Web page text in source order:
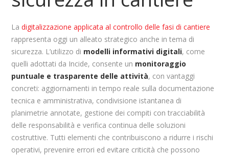
Ladigitalizzazione applicata al controllo delle fasi di cantiere
rappresenta oggi un alleato strategico anche in tema di
sicurezza. L’utilizzo di modelli informativi digitali, come
quelli adottati da Incide, consente un monitoraggio
puntuale e trasparente delle attività, con vantaggi
concreti: aggiornamenti in tempo reale sulla documentazione
tecnica e amministrativa, condivisione istantanea di
planimetrie annotate, gestione dei compiti con tracciabilità
delle responsabilità e verifica continua delle soluzioni
costruttive. Tutti elementi che contribuiscono a ridurre i rischi
operativi, prevenire errori ed evitare criticità che possono